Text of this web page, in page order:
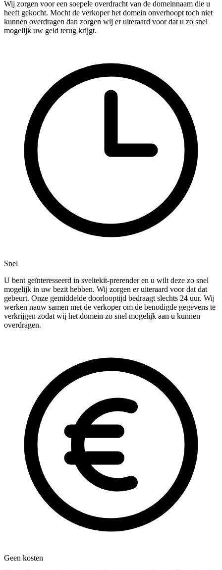
Wij zorgen voor een soepele overdracht van de domeinnaam die u
heeft gekocht. Mocht de verkoper het domein onverhoopt toch niet
kunnen overdragen dan zorgen wij er uiteraard voor dat u zo snel
mogelijk uw geld terug krijgt.
Snel
U bent geïnteresseerd in sveltekit-prerender en u wilt deze zo snel
mogelijk in uw bezit hebben. Wij zorgen er uiteraard voor dat dat
gebeurt. Onze gemiddelde doorlooptijd bedraagt slechts 24 uur. Wij
werken nauw samen met de verkoper om de benodigde gegevens te
verkrijgen zodat wij het domein zo snel mogelijk aan u kunnen
overdragen.
Geen kosten